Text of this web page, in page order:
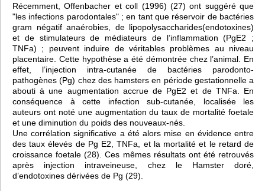
Récemment, Offenbacher et coll (1996) (27) ont suggéré que
"les infections parodontales" ; en tant que réservoir de bactéries
gram négatif anaérobies, de lipopolysaccharides(endotoxines)
et de stimulateurs de médiateurs de l’inflammation (PgE2 ;
TNFa) ; peuvent induire de véritables problèmes au niveau
placentaire. Cette hypothèse a été démontrée chez l’animal. En
effet, l’injection intra-cutanée de bactéries parodonto-
pathogènes (Pg) chez des hamsters en période gestationnelle a
abouti à une augmentation accrue de PgE2 et de TNFa. En
conséquence à cette infection sub-cutanée, localisée les
auteurs ont noté une augmentation du taux de mortalité foetale
et une diminution du poids des nouveaux-nés.
Une corrélation significative a été alors mise en évidence entre
des taux élevés de Pg E2, TNFa, et la mortalité et le retard de
croissance foetale (28). Ces mêmes résultats ont été retrouvés
après injection intraveineuse, chez le Hamster doré,
d’endotoxines dérivées de Pg (29).